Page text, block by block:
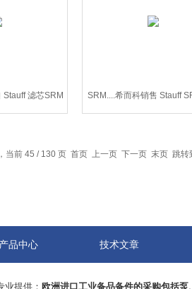
Stauff 滤芯SRM SRM....希而科销售 Stauff
滤芯
当前 45 / 130 页 首页 上一页 下一页 末页 跳转
产品中心 技术文章
提供： 欧洲进口工业备品备件的采购包括